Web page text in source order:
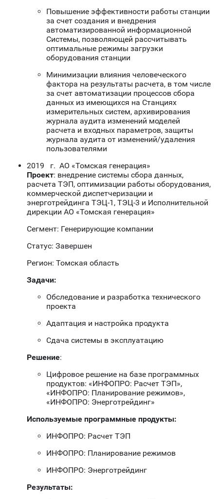
Повышение эффективности работы станции
за счет создания и внедрения
автоматизированной информационной
Системы, позволяющей рассчитывать
оптимальные режимы загрузки
оборудования станции
Минимизации влияния человеческого
фактора на результаты расчета, в том числе
за счет автоматизации процессов сбора
данных из имеющихся на Станциях
измерительных систем, архивирования
журнала аудита изменений моделей
расчета и входных параметров, защиты
журнала аудита от изменений/удаления
пользователями
2019 г. АО «Томская генерация»
Проект: внедрение системы сбора данных,
расчета ТЭП, оптимизации работы оборудования,
коммерческой диспетчеризации и
энерготрейдинга ТЭЦ-1, ТЭЦ-3 и Исполнительной
дирекции АО «Томская генерация»
Сегмент: Генерирующие компании
Статус: Завершен
Регион: Томская область
Задачи:
Обследование и разработка технического
проекта
Адаптация и настройка продукта
Сдача системы в эксплуатацию
Решение:
Цифровое решение на базе программных
продуктов: «ИНФОПРО: Расчет ТЭП»,
«ИНФОПРО: Планирование режимов»,
«ИНФОПРО: Энерготрейдинг»
Используемые программные продукты:
ИНФОПРО: Расчет ТЭП
ИНФОПРО: Планирование режимов
ИНФОПРО: Энерготрейдинг
Результаты: